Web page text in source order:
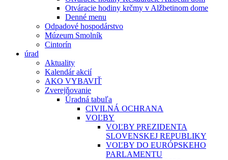
Otváracie hodiny krčmy v Alžbetinom dome
Denné menu
Odpadové hospodárstvo
Múzeum Smolník
Cintorín
úrad
Aktuality
Kalendár akcií
AKO VYBAVIŤ
Zverejňovanie
Úradná tabuľa
CIVILNÁ OCHRANA
VOĽBY
VOĽBY PREZIDENTA
SLOVENSKEJ REPUBLIKY
VOĽBY DO EURÓPSKEHO
PARLAMENTU